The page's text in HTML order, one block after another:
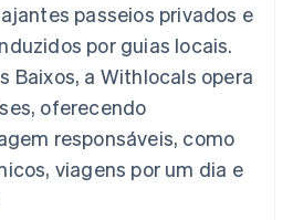
de IA
de criadores
viagens
entretenimento
sem fins
de
de códigos
da API
a equipe de
parceiro
passeios privados e
por guias locais.
Baixos, a Withlocals opera
oferecendo
responsáveis, como
viagens por um dia e